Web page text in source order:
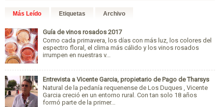
Más Leído Etiquetas Archivo
Guía de vinos rosados 2017
Como cada primavera, los días con más luz, los colores del
espectro floral, el clima más cálido y los vinos rosados
irrumpen en nuestras v...
Entrevista a Vicente Garcia, propietario de Pago de Tharsys
Natural de la pedanía requenense de Los Duques , Vicente
Garcia creció en un entorno rural. Con tan solo 18 años
formó parte de la primer...